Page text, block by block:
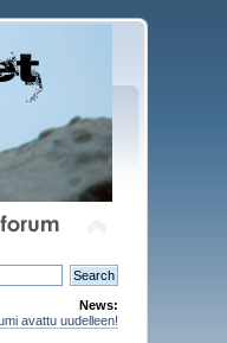
News:
avattu uudelleen!